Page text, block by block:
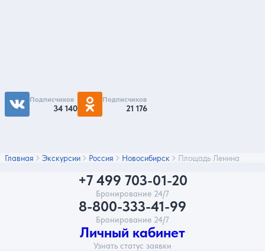
Подписчиков
34 140
Подписчиков
21 176
Главная Экскурсии Россия Новосибирск Площадь Ленина
+7 499 703-01-20
Бронирование 24/7
8-800-333-41-99
Бронирование 24/7
Личный кабинет
Узнать статус заявки